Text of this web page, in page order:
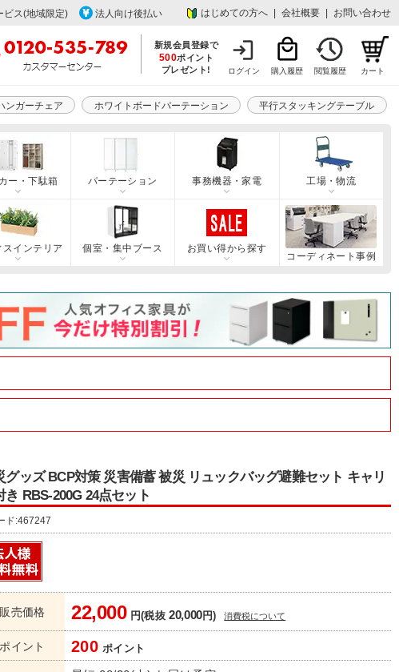
ビス(地域限定) 法人向け後払い はじめての方へ 会社概要 お問い合わせ
新規会員登録で
500ポイント
プレゼント!
ログイン 購入履歴 閲覧履歴 カート
ンガーチェア ホワイトボードパーテーション 平行スタッキングテーブル
ー・下駄箱 パーテーション 事務機器・家電 工場・物流
スインテリア 個室・集中ブース
お買い得から探す
コーディネート事例
グッズ BCP対策 災害備蓄 被災 リュックバッグ避難セット キャリ
き RBS-200G 24点セット
ド:467247
販売価格 22,000円(税抜20,000円) 消費税について
ポイント 200 ポイント